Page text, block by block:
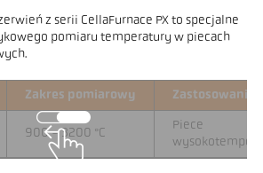
z serii CellaFurnace PX to specjalne
pomiaru temperatury w piecach
Zakres pomiarowy Zastosowanie
900 - 3200 °C
Piece